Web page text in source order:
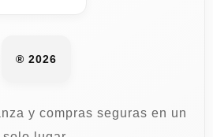
® 2026
y compras seguras en un